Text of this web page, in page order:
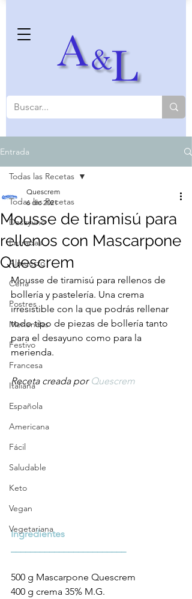
Entrada
Todas las Recetas
Desayuno
Entradas
Almuerzo
Cena
Postres
Meriendas
Festivo
Francesa
Italiana
Española
Americana
Fácil
Saludable
Keto
Vegan
Vegetariana
Todas las Recetas
Mousse de tiramisú para
rellenos con Mascarpone
Quescrem
Quescrem
6 dic 2021
Mousse de tiramisú para rellenos de
bollería y pastelería. Una crema
irresistible con la que podrás rellenar
todo tipo de piezas de bollería tanto
para el desayuno como para la
merienda.
Receta creada por Quescrem
Ingredientes
500 g Mascarpone Quescrem
400 g crema 35% M.G.